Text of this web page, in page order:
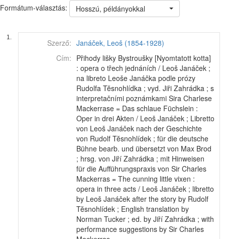
Formátum-választás: Hosszú, példányokkal
1.
Szerző: Janáček, Leoš (1854-1928)
Cím: Přihody lišky Bystroušky [Nyomtatott kotta]
: opera o třech jednáních / Leoš Janáček ;
na libreto Leoše Janáčka podle prózy
Rudolfa Tĕsnohlídka ; vyd. Jiři Zahrádka ; s
interpretačními poznámkami Sira Charlese
Mackerrase = Das schlaue Füchslein :
Oper in drei Akten / Leoš Janáček ; Libretto
von Leoš Janáček nach der Geschichte
von Rudolf Tĕsnohlídek ; für die deutsche
Bühne bearb. und übersetzt von Max Brod
; hrsg. von Jiří Zahrádka ; mit Hinweisen
für die Aufführungspraxis von Sir Charles
Mackerras = The cunning little vixen :
opera in three acts / Leoš Janáček ; libretto
by Leoš Janáček after the story by Rudolf
Tĕsnohlídek ; English translation by
Norman Tucker ; ed. by Jiří Zahrádka ; with
performance suggestions by Sir Charles